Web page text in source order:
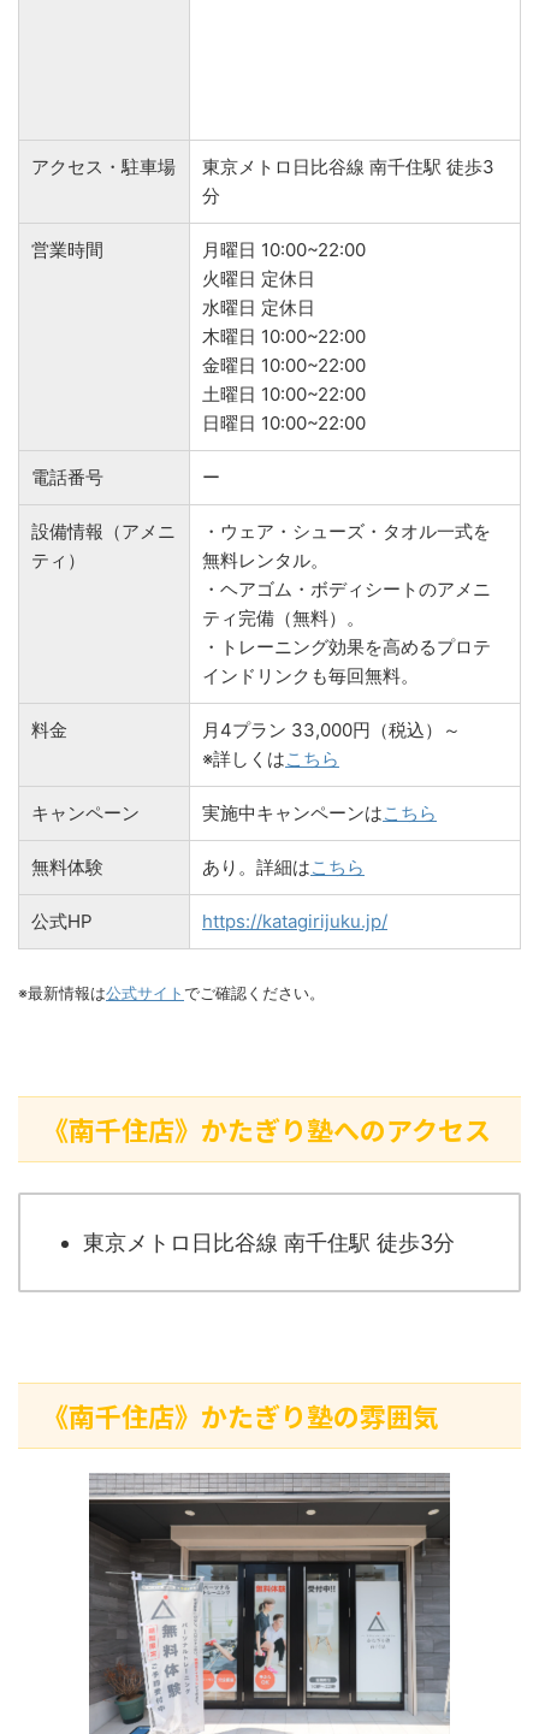
アクセス・駐車場
東京メトロ日比谷線 南千住駅 徒歩3
分
営業時間
月曜日 10:00~22:00
火曜日 定休日
水曜日 定休日
木曜日 10:00~22:00
金曜日 10:00~22:00
土曜日 10:00~22:00
日曜日 10:00~22:00
電話番号 ー
設備情報（アメニ
ティ）
・ウェア・シューズ・タオル一式を
無料レンタル。
・ヘアゴム・ボディシートのアメニ
ティ完備（無料）。
・トレーニング効果を高めるプロテ
インドリンクも毎回無料。
料金
月4プラン 33,000円（税込）～
※詳しくはこちら
キャンペーン 実施中キャンペーンはこちら
無料体験 あり。詳細はこちら
公式HP https://katagirijuku.jp/
※最新情報は公式サイト でご確認ください。
《南千住店》かたぎり塾へのアクセス
東京メトロ日比谷線 南千住駅 徒歩3分
《南千住店》かたぎり塾の雰囲気